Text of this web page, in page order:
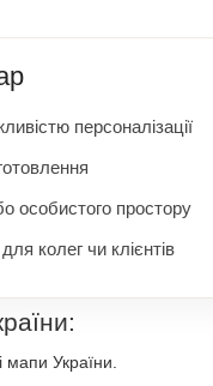
персоналізації
особистого простору
колег чи клієнтів
України.